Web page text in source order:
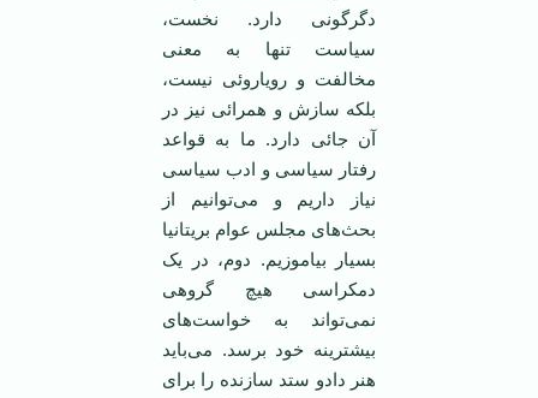
دگرگونی دارد. نخست،
سیاست تنها به معنی
مخالفت و رویاروئی نیست،
بلکه سازش و همرائی نیز در
آن جائی دارد. ما به قواعد
رفتار سیاسی و ادب سیاسی
نیاز داریم و می‌توانیم از
بحث‌های مجلس عوام بریتانیا
بسیار بیاموزیم. دوم، در یک
دمکراسی هیچ گروهی
نمی‌تواند به خواست‌های
بیشترینه خود برسد. می‌باید
هنر دادو ستد سازنده را برای